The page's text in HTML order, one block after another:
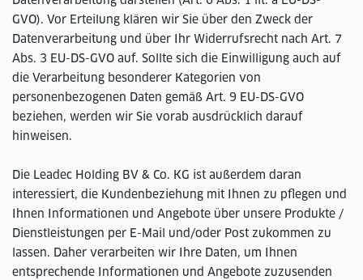
GVO). Vor Erteilung klären wir Sie über den Zweck der
Datenverarbeitung und über Ihr Widerrufsrecht nach Art. 7
Abs. 3 EU-DS-GVO auf. Sollte sich die Einwilligung auch auf
die Verarbeitung besonderer Kategorien von
personenbezogenen Daten gemäß Art. 9 EU-DS-GVO
beziehen, werden wir Sie vorab ausdrücklich darauf
hinweisen.
Die Leadec Holding BV & Co. KG ist außerdem daran
interessiert, die Kundenbeziehung mit Ihnen zu pflegen und
Ihnen Informationen und Angebote über unsere Produkte /
Dienstleistungen per E-Mail und/oder Post zukommen zu
lassen. Daher verarbeiten wir Ihre Daten, um Ihnen
entsprechende Informationen und Angebote zuzusenden